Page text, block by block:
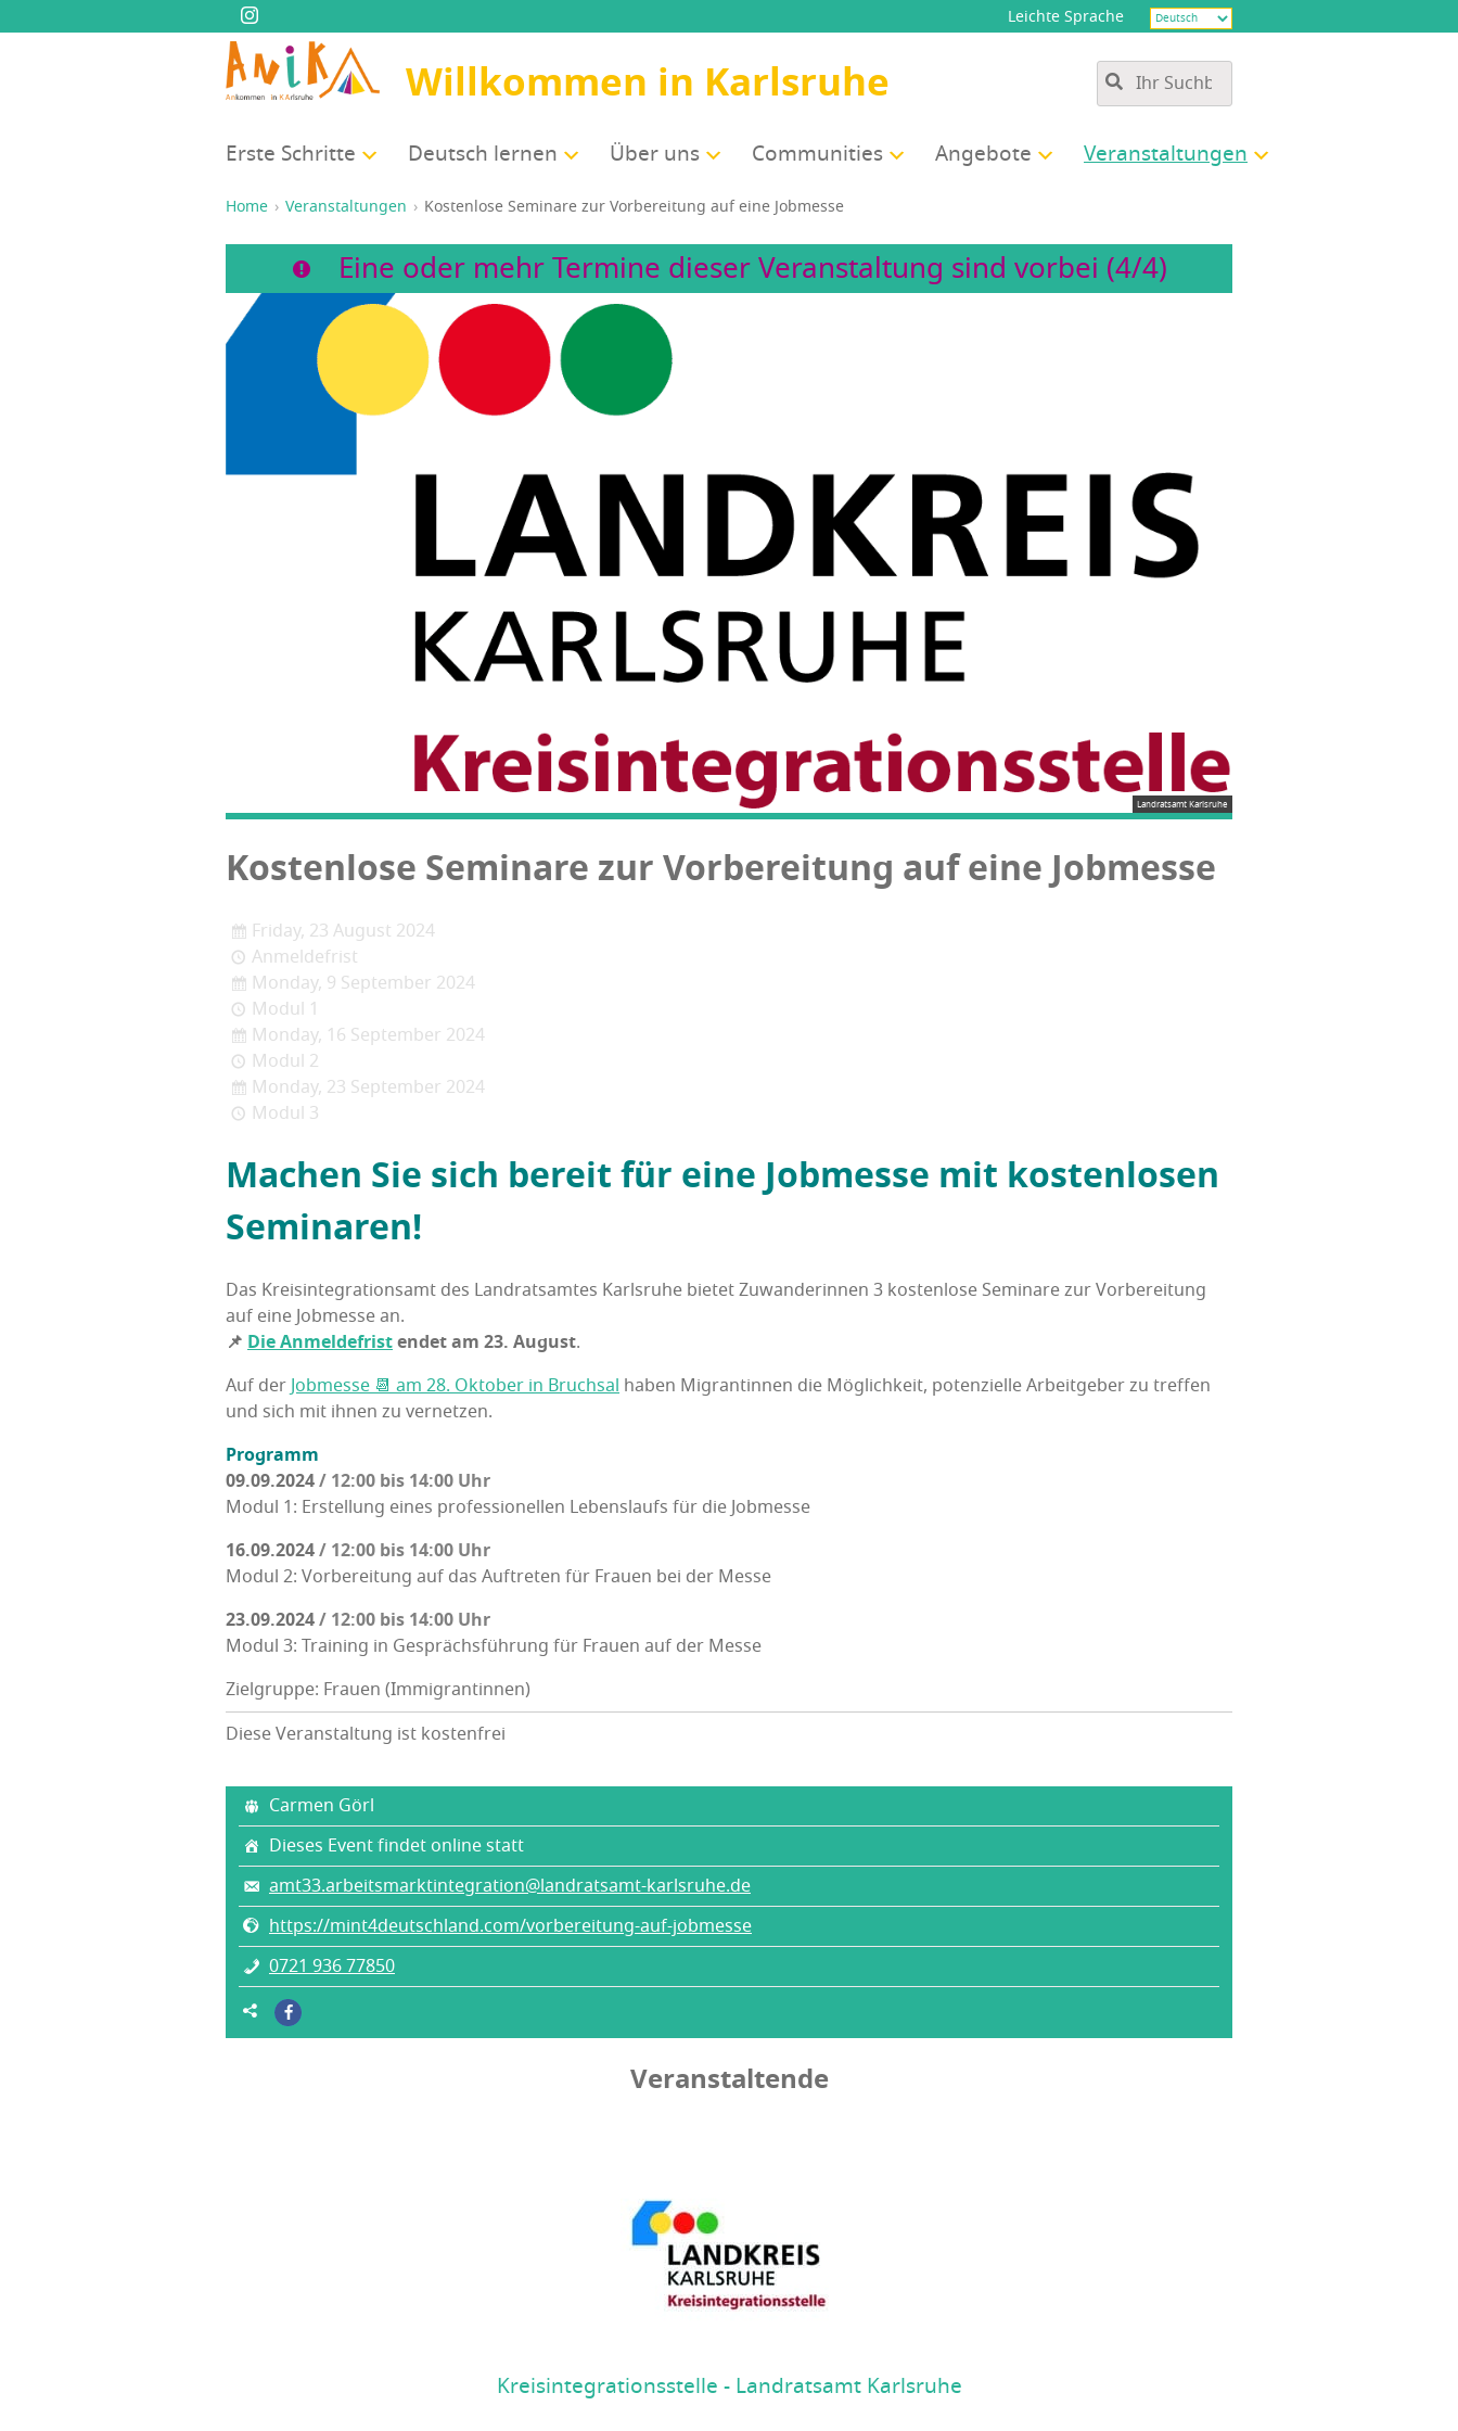
Leichte Sprache
Willkommen in Karlsruhe
Ers­te Schritte Deutsch ler­nen Über uns Com­mu­ni­ties Ange­bo­te Ver­an­stal­tun­gen
Home Veranstaltungen Kos­ten­lo­se Semi­na­re zur Vor­be­rei­tung auf eine Jobmesse
Eine oder mehr Termine dieser Veranstaltung sind vorbei (4/4)
Landratsamt Karlsruhe
Kos­ten­lo­se Semi­na­re zur Vor­be­rei­tung auf eine Jobmesse
Friday, 23 August 2024
Anmeldefrist
Monday, 9 September 2024
Modul 1
Monday, 16 September 2024
Modul 2
Monday, 23 September 2024
Modul 3
Machen Sie sich bereit für eine Job­mes­se mit kos­ten­lo­sen
Seminaren!
Das Kreis­in­te­gra­ti­ons­amt des Land­rats­am­tes Karls­ru­he bie­tet Zuwan­de­rin­nen 3 kos­ten­lo­se Semi­na­re zur Vor­be­rei­tung
auf eine Job­mes­se an.
📌 Die Anmel­de­fristendet am 23. August.
Auf derJob­mes­se 📆 am 28. Okto­ber in Bruch­sal haben Migran­tin­nen die Mög­lich­keit, poten­zi­el­le Arbeit­ge­ber zu tref­fen
und sich mit ihnen zu vernetzen.
Pro­gramm
09.09.2024/ 12:00 bis 14:00 Uhr
Modul 1: Erstel­lung eines pro­fes­sio­nel­len Lebens­laufs für die Jobmesse
16.09.2024/ 12:00 bis 14:00 Uhr
Modul 2: Vor­be­rei­tung auf das Auf­tre­ten für Frau­en bei der Messe
23.09.2024/ 12:00 bis 14:00 Uhr
Modul 3: Trai­ning in Gesprächs­füh­rung für Frau­en auf der Messe
Zielgruppe: Frauen (Immigrantinnen)
Diese Veranstaltung ist kostenfrei
Car­men Görl
Dieses Event findet online statt
amt33.arbeitsmarktintegration@landratsamt-karlsruhe.de
https://mint4deutschland.com/vorbereitung-auf-jobmesse
0721 936 77850
Veranstaltende
Kreisintegrationsstelle - Landratsamt Karlsruhe